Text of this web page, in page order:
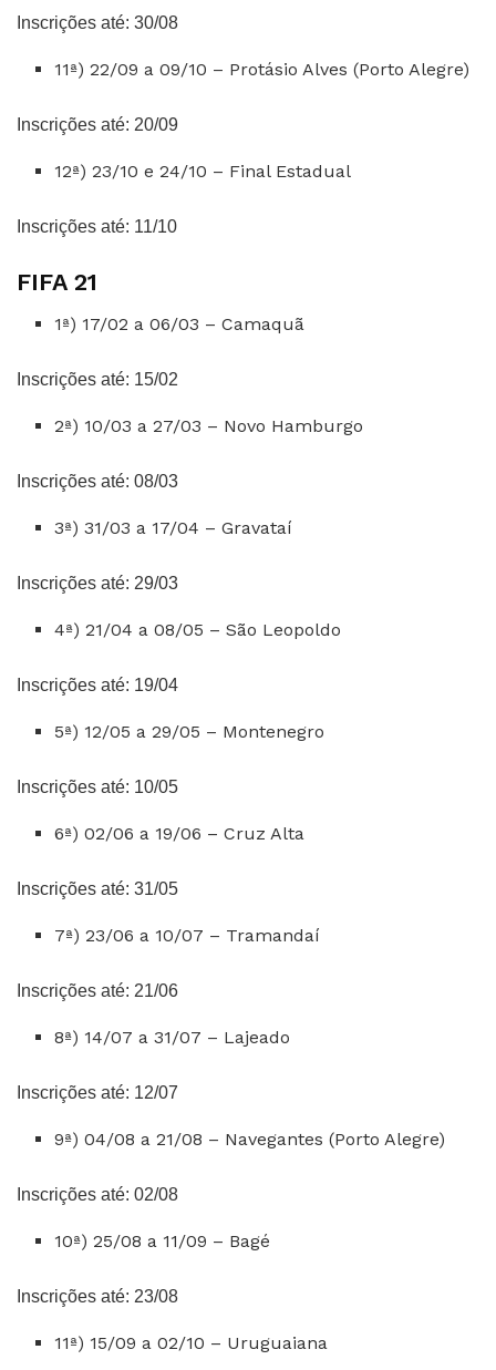
Inscrições até: 30/08
11ª) 22/09 a 09/10 – Protásio Alves (Porto Alegre)
Inscrições até: 20/09
12ª) 23/10 e 24/10 – Final Estadual
Inscrições até: 11/10
FIFA 21
1ª) 17/02 a 06/03 – Camaquã
Inscrições até: 15/02
2ª) 10/03 a 27/03 – Novo Hamburgo
Inscrições até: 08/03
3ª) 31/03 a 17/04 – Gravataí
Inscrições até: 29/03
4ª) 21/04 a 08/05 – São Leopoldo
Inscrições até: 19/04
5ª) 12/05 a 29/05 – Montenegro
Inscrições até: 10/05
6ª) 02/06 a 19/06 – Cruz Alta
Inscrições até: 31/05
7ª) 23/06 a 10/07 – Tramandaí
Inscrições até: 21/06
8ª) 14/07 a 31/07 – Lajeado
Inscrições até: 12/07
9ª) 04/08 a 21/08 – Navegantes (Porto Alegre)
Inscrições até: 02/08
10ª) 25/08 a 11/09 – Bagé
Inscrições até: 23/08
11ª) 15/09 a 02/10 – Uruguaiana